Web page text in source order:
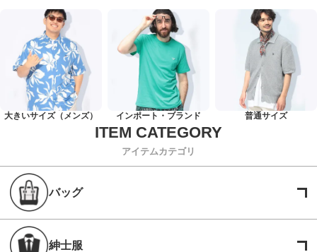
大きいサイズ（メンズ） インポート・ブランド 普通サイズ
アイテムカテゴリ
バッグ
紳士服